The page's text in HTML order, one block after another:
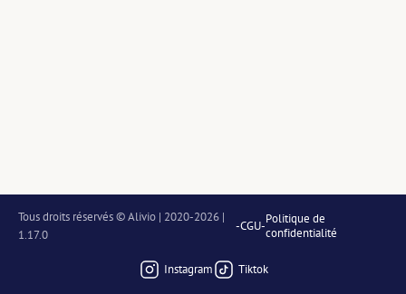
Tous droits réservés © Alivio | 2020-2026 |
1.17.0
-CGU-Politique de
confidentialité
Instagram Tiktok